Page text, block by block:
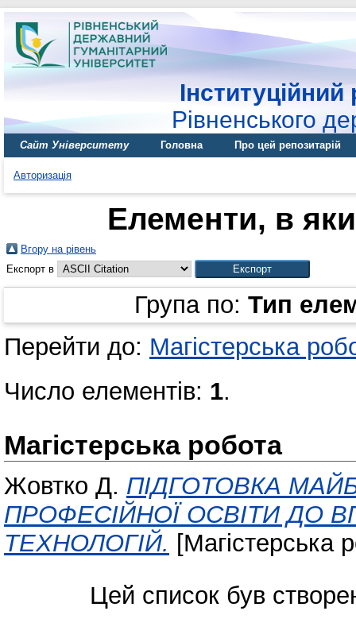
Інституційний
Рівненського
Сайт Університету Головна Про цей репозитарій
Авторизація
Елементи, в
Вгору на рівень
Експорт в
Група по: Тип
Перейти до: Магістерська
Число елементів: 1.
Магістерська робота
Жовтко Д. ПІДГОТОВКА
ПРОФЕСІЙНОЇ ОСВІТИ ДО
ТЕХНОЛОГІЙ. [Магістерська
Цей список був